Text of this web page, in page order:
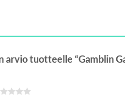
arvio tuotteelle “Gamblin